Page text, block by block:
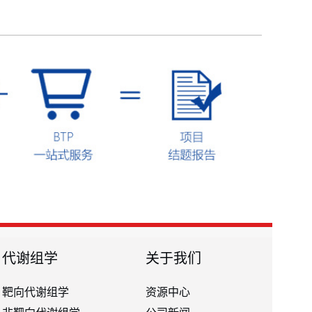
代谢组学
靶向代谢组学
关于我们
资源中心